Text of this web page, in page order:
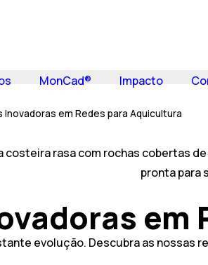
MonCad® Impacto
Inovadoras em Redes para Aquicultura
evolução. Descubra as